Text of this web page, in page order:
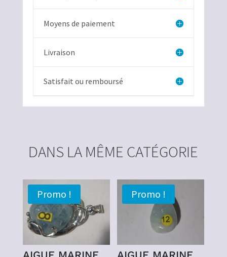
Moyens de paiement
Livraison
Satisfait ou remboursé
DANS LA MÊME CATÉGORIE
Promo ! Promo !